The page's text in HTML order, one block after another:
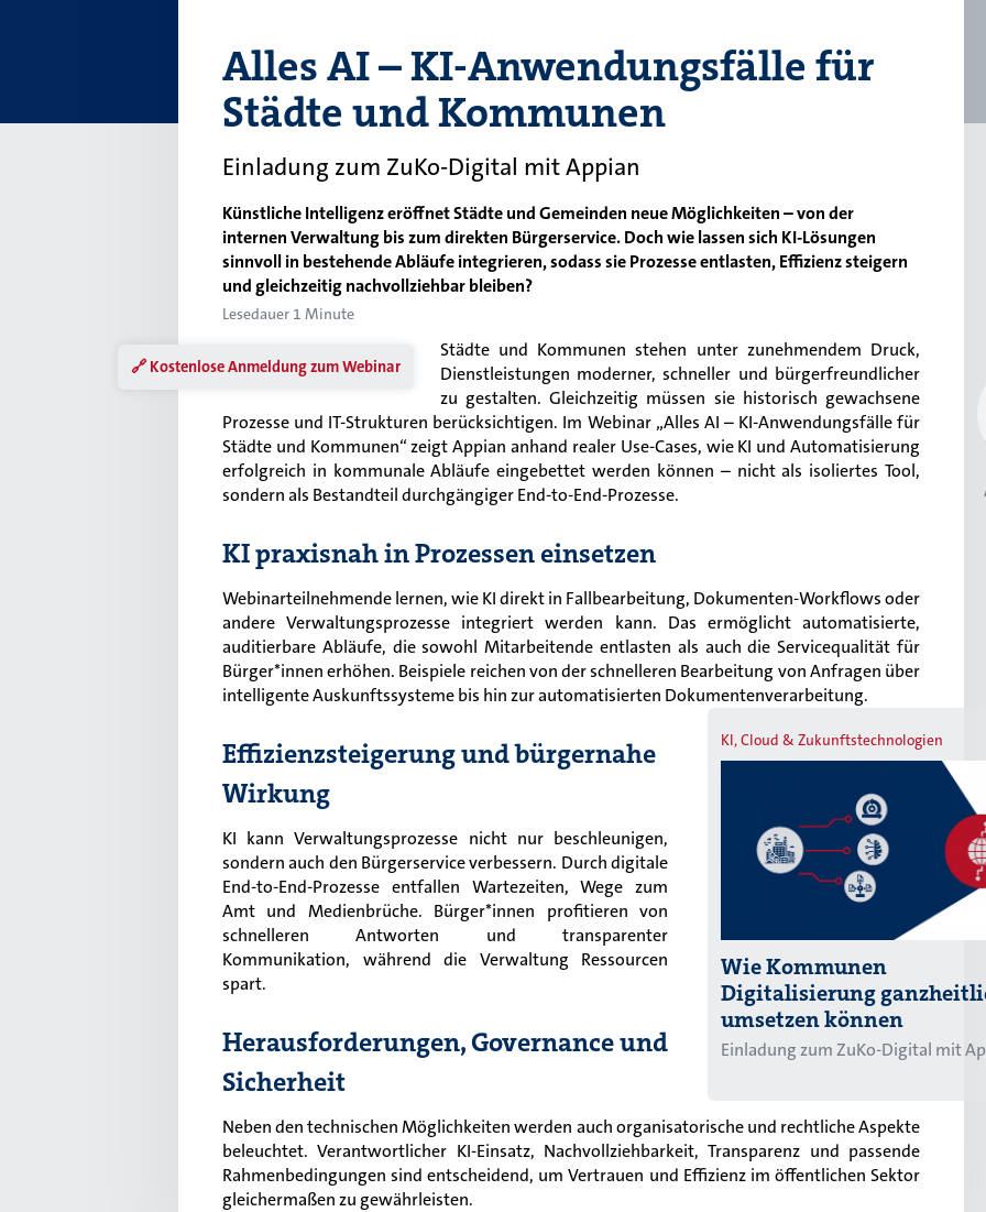
Alles AI – KI-Anwendungsfälle für
Städte und Kommunen
Einladung zum ZuKo-Digital mit Appian
Künstliche Intelligenz eröffnet Städte und Gemeinden neue Möglichkeiten – von der
internen Verwaltung bis zum direkten Bürgerservice. Doch wie lassen sich KI-Lösungen
sinnvoll in bestehende Abläufe integrieren, sodass sie Prozesse entlasten, Effizienz steigern
und gleichzeitig nachvollziehbar bleiben?
Lesedauer 1 Minute
🔗 Kostenlose Anmeldung zum Webinar
Städte und Kommunen stehen unter zunehmendem Druck,
Dienstleistungen moderner, schneller und bürgerfreundlicher
zu gestalten. Gleichzeitig müssen sie historisch gewachsene
Prozesse und IT-Strukturen berücksichtigen. Im Webinar „Alles AI – KI-Anwendungsfälle für
Städte und Kommunen“ zeigt Appian anhand realer Use-Cases, wie KI und Automatisierung
erfolgreich in kommunale Abläufe eingebettet werden können – nicht als isoliertes Tool,
sondern als Bestandteil durchgängiger End-to-End-Prozesse.
KI praxisnah in Prozessen einsetzen
Webinarteilnehmende lernen, wie KI direkt in Fallbearbeitung, Dokumenten-Workflows oder
andere Verwaltungsprozesse integriert werden kann. Das ermöglicht automatisierte,
auditierbare Abläufe, die sowohl Mitarbeitende entlasten als auch die Servicequalität für
Bürger*innen erhöhen. Beispiele reichen von der schnelleren Bearbeitung von Anfragen über
intelligente Auskunftssysteme bis hin zur automatisierten Dokumentenverarbeitung.
KI, Cloud & Zukunftstechnologien
Wie Kommunen
Digitalisierung
umsetzen können
Einladung zum ZuKo-Digital mit
Effizienzsteigerung und bürgernahe
Wirkung
KI kann Verwaltungsprozesse nicht nur beschleunigen,
sondern auch den Bürgerservice verbessern. Durch digitale
End-to-End-Prozesse entfallen Wartezeiten, Wege zum
Amt und Medienbrüche. Bürger*innen profitieren von
schnelleren Antworten und transparenter
Kommunikation, während die Verwaltung Ressourcen
spart.
Herausforderungen, Governance und
Sicherheit
Neben den technischen Möglichkeiten werden auch organisatorische und rechtliche Aspekte
beleuchtet. Verantwortlicher KI-Einsatz, Nachvollziehbarkeit, Transparenz und passende
Rahmenbedingungen sind entscheidend, um Vertrauen und Effizienz im öffentlichen Sektor
gleichermaßen zu gewährleisten.